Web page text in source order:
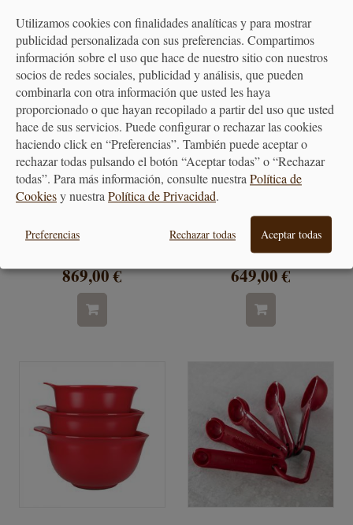
artisan...
869,00 €
KitchenAid Artisan Azul
Tinta 4.8L y 7...
649,00 €
Utilizamos cookies con finalidades analíticas y para mostrar
publicidad personalizada con sus preferencias. Compartimos
información sobre el uso que hace de nuestro sitio con nuestros
socios de redes sociales, publicidad y análisis, que pueden
combinarla con otra información que usted les haya
proporcionado o que hayan recopilado a partir del uso que usted
hace de sus servicios. Puede configurar o rechazar las cookies
haciendo click en “Preferencias”. También puede aceptar o
rechazar todas pulsando el botón “Aceptar todas” o “Rechazar
todas”. Para más información, consulte nuestra Política de
Cookiesy nuestra Política de Privacidad.
Preferencias Rechazar todas Aceptar todas